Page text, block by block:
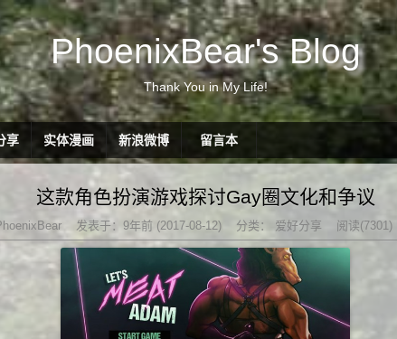
PhoenixBear's Blog
Thank You in My Life!
享 实体漫画 新浪微博 留言本
这款角色扮演游戏探讨Gay圈文化和争议
发表于：9年前 (2017-08-12) 分类： 爱好分享 阅读(7301)